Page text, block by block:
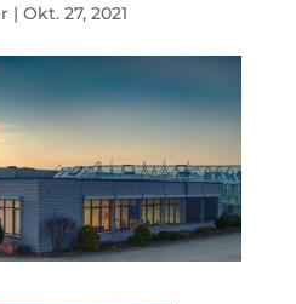
| Okt. 27, 2021